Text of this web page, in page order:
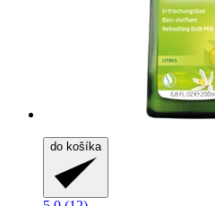
do košíka